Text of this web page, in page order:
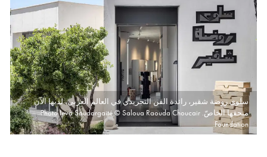
سلوى روضة شقير، رائدة الفن التجريدي في العالم العربي، لديها الآن
متحفها الخاصّ. Photo Ieva Saudargaité © Saloua Raouda Choucair
Foundation